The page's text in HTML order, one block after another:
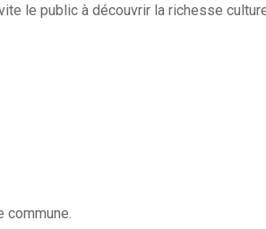
le public à découvrir la richesse
commune.